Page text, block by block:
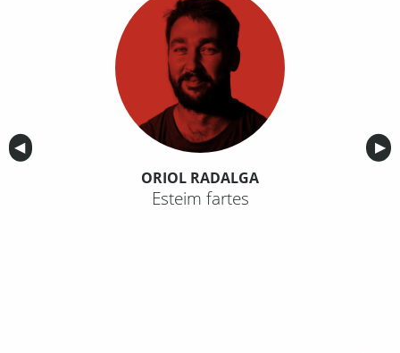
Anterior
◀︎ ▶︎
ORIOL RADALGA
Esteim fartes